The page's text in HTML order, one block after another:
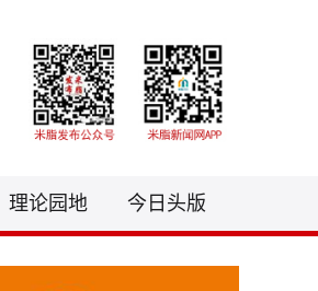
理论园地 今日头版